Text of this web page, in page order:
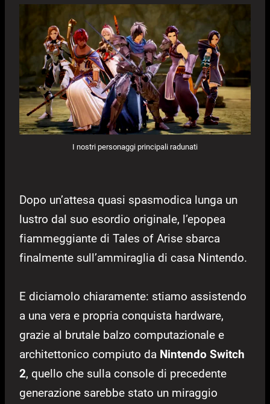
I nostri personaggi principali radunati
Dopo un’attesa quasi spasmodica lunga un
lustro dal suo esordio originale, l’epopea
fiammeggiante di Tales of Arise sbarca
finalmente sull’ammiraglia di casa Nintendo.
E diciamolo chiaramente: stiamo assistendo
a una vera e propria conquista hardware,
grazie al brutale balzo computazionale e
architettonico compiuto da Nintendo Switch
2, quello che sulla console di precedente
generazione sarebbe stato un miraggio